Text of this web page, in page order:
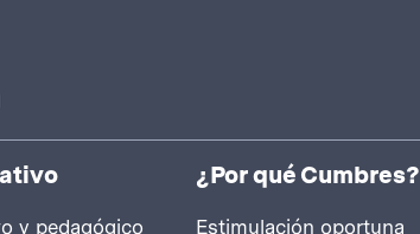
y pedagógico
¿Por qué Cumbres?
Estimulación oportuna